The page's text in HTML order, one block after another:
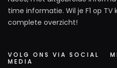
time informatie. Wil je F1 op TV
complete overzicht!
VOLG ONS VIA SOCIAL
MEDIA